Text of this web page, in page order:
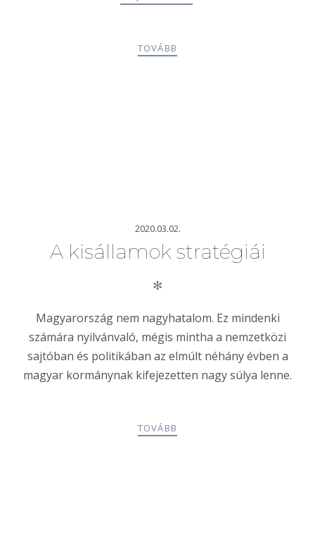
TOVÁBB
2020.03.02.
A kisállamok stratégiái
✻
Magyarország nem nagyhatalom. Ez mindenki
számára nyilvánvaló, mégis mintha a nemzetközi
sajtóban és politikában az elmúlt néhány évben a
magyar kormánynak kifejezetten nagy súlya lenne.
TOVÁBB